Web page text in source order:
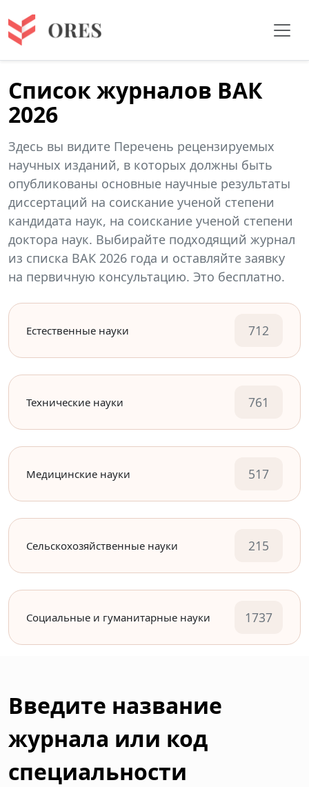
Список журналов ВАК
2026
Здесь вы видите Перечень рецензируемых
научных изданий, в которых должны быть
опубликованы основные научные результаты
диссертаций на соискание ученой степени
кандидата наук, на соискание ученой степени
доктора наук. Выбирайте подходящий журнал
из списка ВАК 2026 года и оставляйте заявку
на первичную консультацию. Это бесплатно.
Естественные науки 712
Технические науки 761
Медицинские науки 517
Сельскохозяйственные науки 215
Социальные и гуманитарные науки 1737
Введите название
журнала или код
специальности